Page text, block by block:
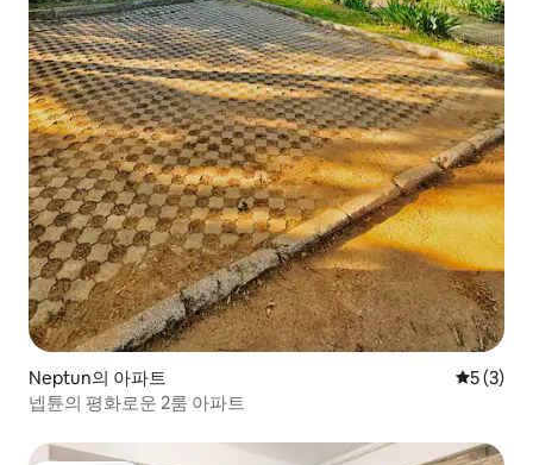
Neptun의 아파트 평점 5점
5 (3)
넵튠의 평화로운 2룸 아파트